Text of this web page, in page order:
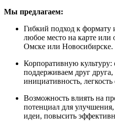
Мы предлагаем:
Гибкий подход к
любое место на карте
Омске или Новосибирске.
Корпоративную
поддерживаем друг
инициативность,
Возможность влиять на
потенциал для
идеи, повысить